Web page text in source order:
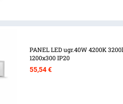
PANEL LED ugr.40W 4200K
1200x300 IP20
55,54€